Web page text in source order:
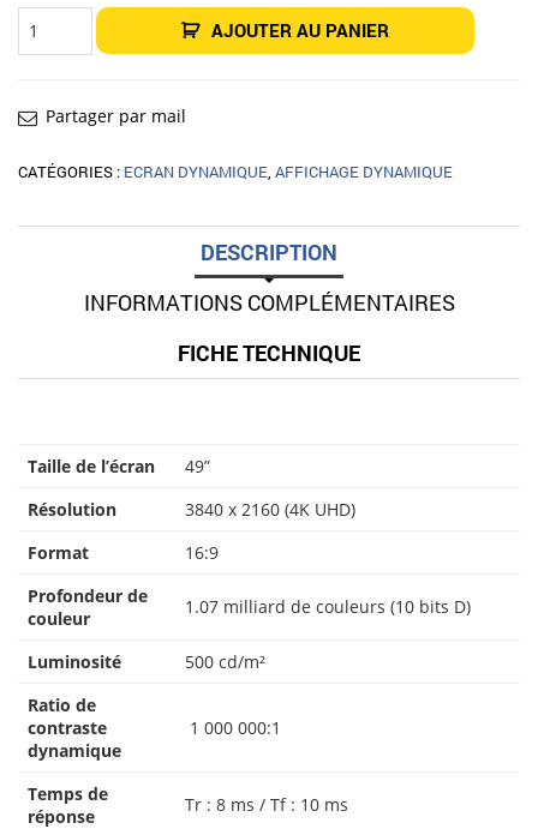
quantité
de
49"
LG
H
AJOUTER AU PANIER
Partager par mail
CATÉGORIES : ECRAN DYNAMIQUE, AFFICHAGE DYNAMIQUE
DESCRIPTION
INFORMATIONS COMPLÉMENTAIRES
FICHE TECHNIQUE
Taille de l’écran
49”
Résolution
3840 x 2160 (4K UHD)
Format
16:9
Profondeur de
couleur
1.07 milliard de couleurs (10 bits D)
Luminosité
500 cd/m²
Ratio de
contraste
dynamique
1 000 000:1
Temps de
réponse
Tr : 8 ms / Tf : 10 ms